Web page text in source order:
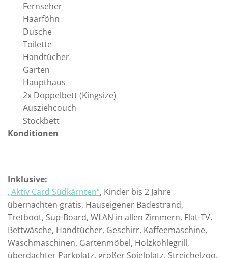
Fernseher
Haarföhn
Dusche
Toilette
Handtücher
Garten
Haupthaus
2x Doppelbett (Kingsize)
Ausziehcouch
Stockbett
Konditionen
Inklusive:
„Aktiv Card Südkärnten“, Kinder bis 2 Jahre
übernachten gratis, Hauseigener Badestrand,
Tretboot, Sup-Board, WLAN in allen Zimmern, Flat-TV,
Bettwäsche, Handtücher, Geschirr, Kaffeemaschine,
Waschmaschinen, Gartenmöbel, Holzkohlegrill,
überdachter Parkplatz, großer Spielplatz, Streichelzoo,